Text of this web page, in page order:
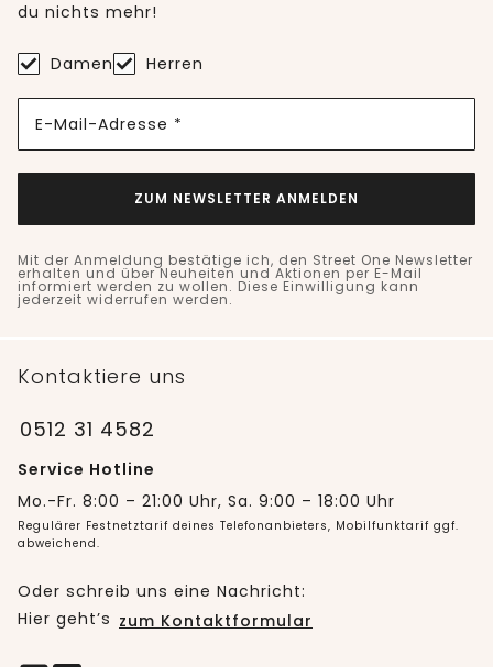
du nichts mehr!
Damen Herren
E-Mail-Adresse *
ZUM NEWSLETTER ANMELDEN
Mit der Anmeldung bestätige ich, den Street One Newsletter
erhalten und über Neuheiten und Aktionen per E-Mail
informiert werden zu wollen. Diese Einwilligung kann
jederzeit widerrufen werden.
Kontaktiere uns
0512 31 4582
Service Hotline
Mo.-Fr. 8:00 – 21:00 Uhr, Sa. 9:00 – 18:00 Uhr
Regulärer Festnetztarif deines Telefonanbieters, Mobilfunktarif ggf.
abweichend.
Oder schreib uns eine Nachricht:
Hier geht’s zum Kontaktformular